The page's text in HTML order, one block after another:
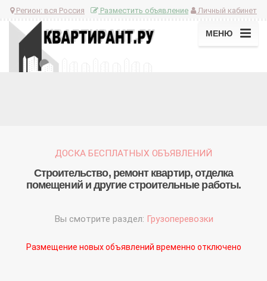
Регион: вся Россия Личный кабинет
Разместить объявление
МЕНЮ
ДОСКА БЕСПЛАТНЫХ ОБЪЯВЛЕНИЙ
Строительство, ремонт квартир, отделка
помещений и другие строительные работы.
Вы смотрите раздел: Грузоперевозки
Размещение новых объявлений временно отключено